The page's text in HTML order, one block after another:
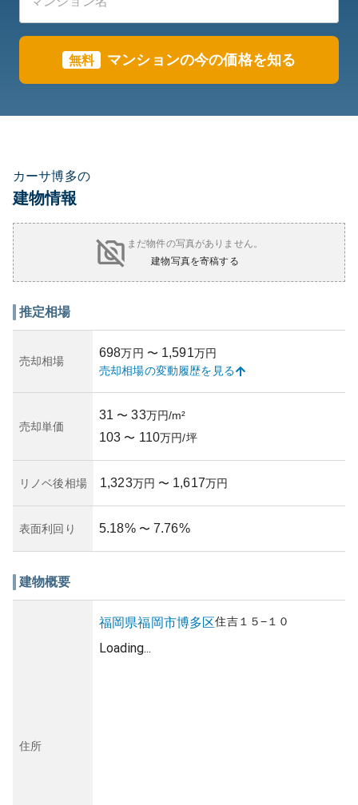
無料 マンションの今の価格を知る
カーサ博多の
建物情報
まだ物件の写真がありません。
建物写真を寄稿する
推定相場
売却相場
698万円 〜 1,591万円
売却相場の変動履歴を見る
売却単価
31 〜 33万円/m²
103 〜 110万円/坪
リノベ後相場 1,323万円 〜 1,617万円
表面利回り 5.18% 〜 7.76%
建物概要
住所
福岡県福岡市博多区住吉１５−１０
Loading...